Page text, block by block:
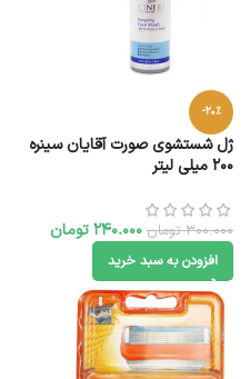
-20%
ژل شستشوی صورت آقایان سینره
200 میلی لیتر
300.000 تومان 240.000تومان
افزودن به سبد خرید